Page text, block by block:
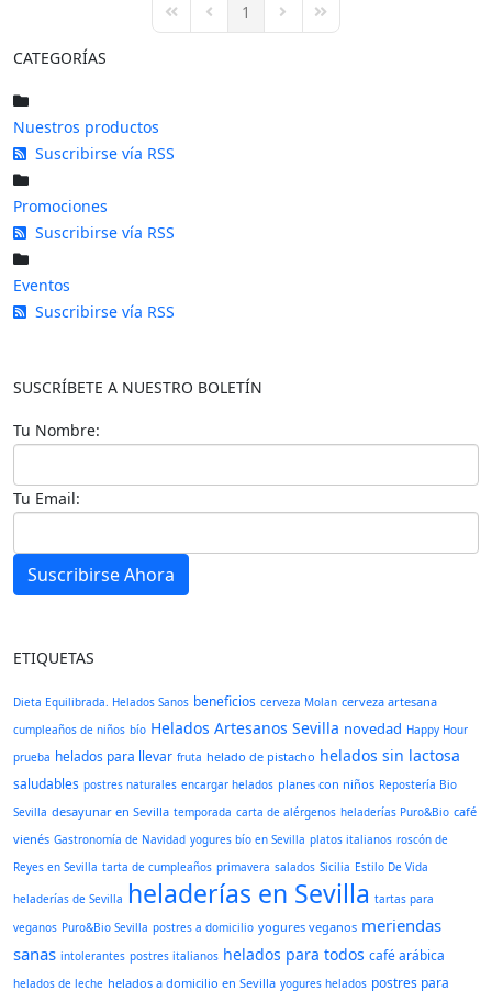
First PagePrevious Page
1 Next PageLast Page
CATEGORÍAS
Nuestros productos
Suscribirse vía RSS
Promociones
Suscribirse vía RSS
Eventos
Suscribirse vía RSS
SUSCRÍBETE A NUESTRO BOLETÍN
Tu Nombre:
Tu Email:
Suscribirse Ahora
ETIQUETAS
Dieta Equilibrada. Helados Sanos beneficios cerveza Molan cerveza artesana
cumpleaños de niños bío Helados Artesanos Sevilla novedad Happy Hour
prueba helados para llevar fruta helado de pistacho helados sin lactosa
saludables postres naturales encargar helados planes con niños Repostería Bio
Sevilla desayunar en Sevilla temporada carta de alérgenos heladerías Puro&Bio café
vienés Gastronomía de Navidad yogures bío en Sevilla platos italianos roscón de
Reyes en Sevilla tarta de cumpleaños primavera salados Sicilia Estilo De Vida
heladerías de Sevilla heladerías en Sevilla tartas para
veganos Puro&Bio Sevilla postres a domicilio yogures veganos meriendas
sanas intolerantes postres italianos helados para todos café arábica
helados de leche helados a domicilio en Sevilla yogures helados postres para